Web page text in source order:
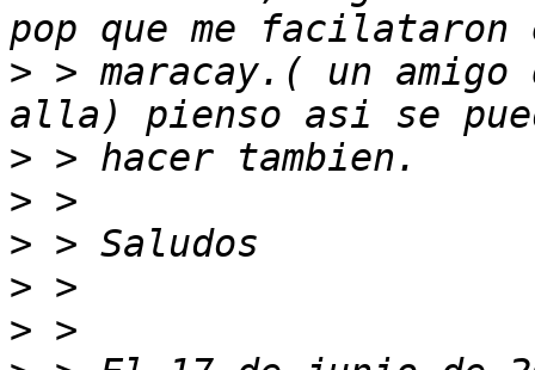
> > maracay.( un
>
>
>
>
>